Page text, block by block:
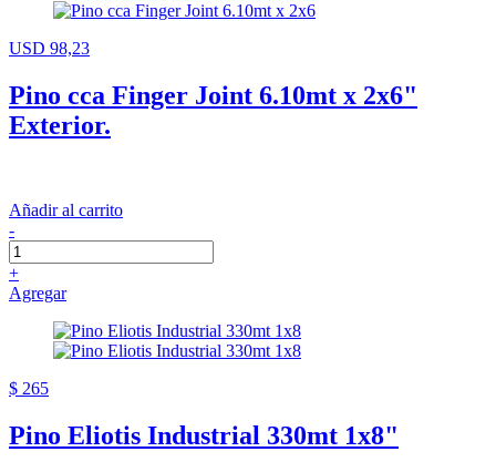
USD 98,23
Pino cca Finger Joint 6.10mt x 2x6"
Exterior.
Añadir al carrito
-
+
Agregar
$ 265
Pino Eliotis Industrial 330mt 1x8"